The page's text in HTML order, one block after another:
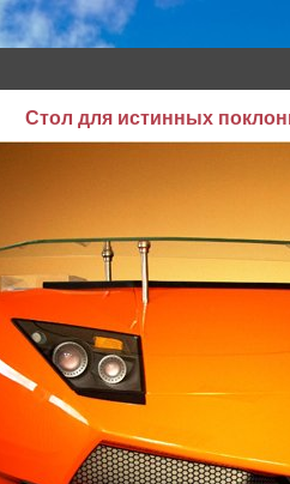
Стол для истинных